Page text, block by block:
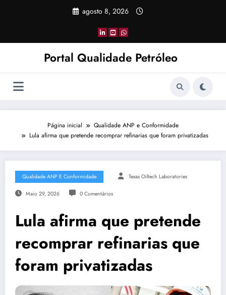
agosto 8, 2026
Portal Qualidade Petróleo
Página inicial
Qualidade ANP e Conformidade
Lula afirma que pretende recomprar refinarias que foram privatizadas
Qualidade ANP E Conformidade Texas Oiltech Laboratories
Maio 29, 2026 0 Comentários
Lula afirma que pretende
recomprar refinarias que
foram privatizadas